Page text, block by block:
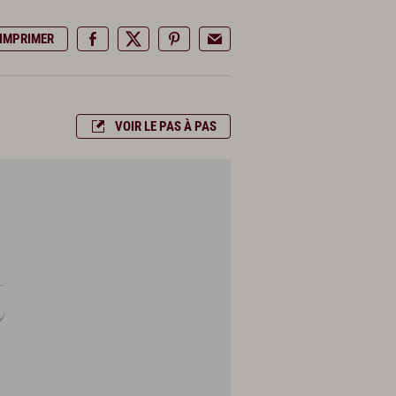
IMPRIMER
VOIR LE PAS À PAS